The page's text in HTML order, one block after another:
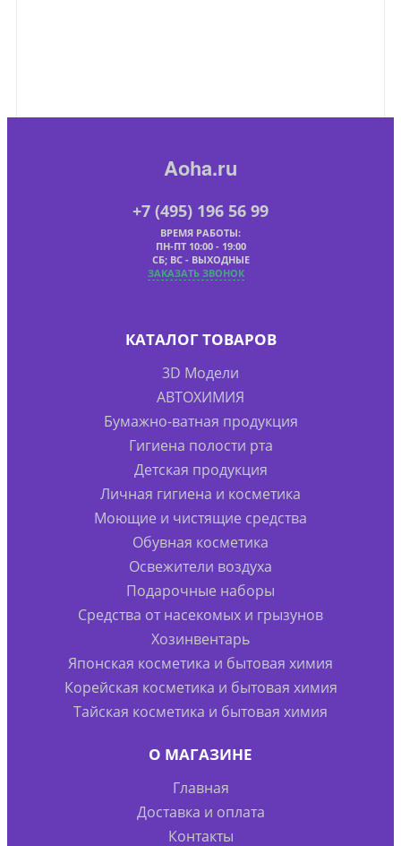
Aoha.ru
+7 (495) 196 56 99
ВРЕМЯ РАБОТЫ:
ПН-ПТ 10:00 - 19:00
СБ; ВС - ВЫХОДНЫЕ
ЗАКАЗАТЬ ЗВОНОК
КАТАЛОГ ТОВАРОВ
3D Модели
АВТОХИМИЯ
Бумажно-ватная продукция
Гигиена полости рта
Детская продукция
Личная гигиена и косметика
Моющие и чистящие средства
Обувная косметика
Освежители воздуха
Подарочные наборы
Средства от насекомых и грызунов
Хозинвентарь
Японская косметика и бытовая химия
Корейская косметика и бытовая химия
Тайская косметика и бытовая химия
О МАГАЗИНЕ
Главная
Доставка и оплата
Контакты